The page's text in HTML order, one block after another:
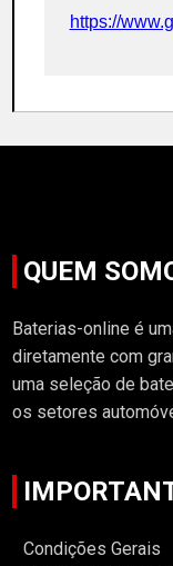
https://
QUEM
Baterias-online é
diretamente com
uma seleção de
os setores
Condições Gerais